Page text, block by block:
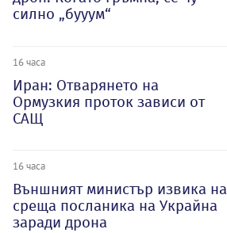
силно „бууум“
16 часа
Иран: Отварянето на
Ормузкия проток зависи от
САЩ
16 часа
Външният министър извика на
среща посланика на Украйна
заради дрона